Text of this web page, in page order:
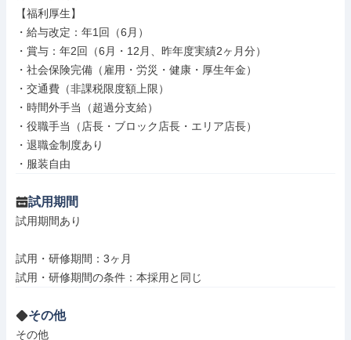
【福利厚生】
・給与改定：年1回（6月）
・賞与：年2回（6月・12月、昨年度実績2ヶ月分）
・社会保険完備（雇用・労災・健康・厚生年金）
・交通費（非課税限度額上限）
・時間外手当（超過分支給）
・役職手当（店長・ブロック店長・エリア店長）
・退職金制度あり
・服装自由
試用期間
試用期間あり
試用・研修期間：3ヶ月
その他
その他